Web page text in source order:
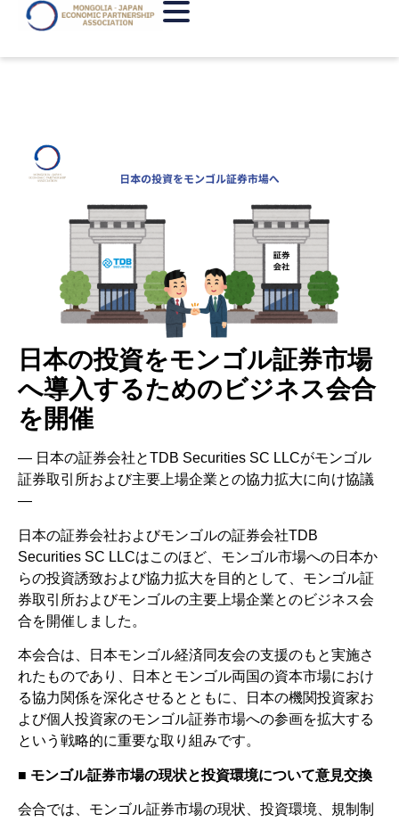
日本の投資をモンゴル証券市場
へ導入するためのビジネス会合
を開催
― 日本の証券会社とTDB Securities SC LLCがモンゴル
証券取引所および主要上場企業との協力拡大に向け協議
―
日本の証券会社およびモンゴルの証券会社TDB
Securities SC LLCはこのほど、モンゴル市場への日本か
らの投資誘致および協力拡大を目的として、モンゴル証
券取引所およびモンゴルの主要上場企業とのビジネス会
合を開催しました。
本会合は、日本モンゴル経済同友会の支援のもと実施さ
れたものであり、日本とモンゴル両国の資本市場におけ
る協力関係を深化させるとともに、日本の機関投資家お
よび個人投資家のモンゴル証券市場への参画を拡大する
という戦略的に重要な取り組みです。
■ モンゴル証券市場の現状と投資環境について意見交換
会合では、モンゴル証券市場の現状、投資環境、規制制